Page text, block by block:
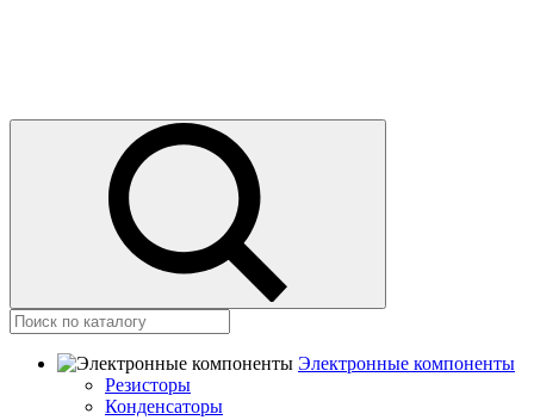
Электронные компоненты
Резисторы
Конденсаторы